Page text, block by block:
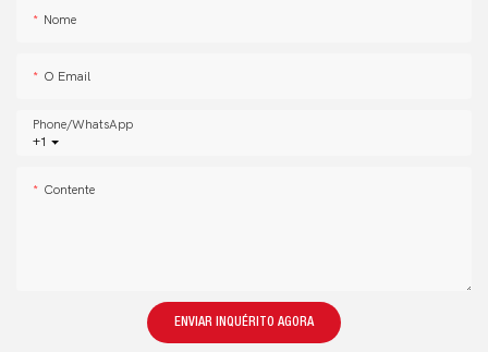
Nome
O Email
+1
Phone/whatsApp
Contente
ENVIAR INQUÉRITO AGORA